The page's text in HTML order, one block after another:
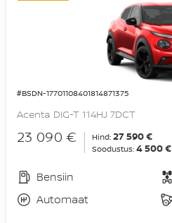
#BSDN-17701108401814871375
Acenta DIG-T 114HJ 7DCT
23 090 € Hind: 27 590 €
Soodustus: 4 500 €
Bensiin
Automaat